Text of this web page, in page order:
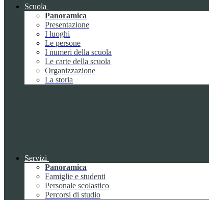
Scuola
Panoramica
Presentazione
I luoghi
Le persone
I numeri della scuola
Le carte della scuola
Organizzazione
La storia
Servizi
Panoramica
Famiglie e studenti
Personale scolastico
Percorsi di studio